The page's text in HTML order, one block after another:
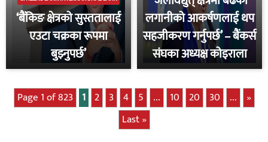
‘बैंकिङ क्षेत्रको सुस्ततालाई
एउटा चक्रका रूपमा
बुझ्नुपर्छ’
लगानीको आकर्षणलाई थप
सहजीकरण गर्नुपर्छ’ – बैंकर्स
संघका अध्यक्ष कोइराला
Page 1 of 823 1 2 3 4 5 ... 10 20 30 ...
»
Last »